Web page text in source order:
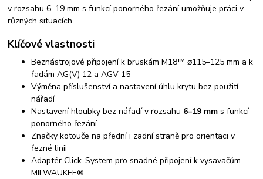
v rozsahu 6–19 mm s funkcí ponorného řezání umožňuje práci v
různých situacích.
Klíčové vlastnosti
Beznástrojové připojení k bruskám M18™ ⌀115–125 mm a k
řadám AG(V) 12 a AGV 15
Výměna příslušenství a nastavení úhlu krytu bez použití
nářadí
Nastavení hloubky bez nářadí v rozsahu 6–19 mm s funkcí
ponorného řezání
Značky kotouče na přední i zadní straně pro orientaci v
řezné linii
Adaptér Click-System pro snadné připojení k vysavačům
MILWAUKEE®